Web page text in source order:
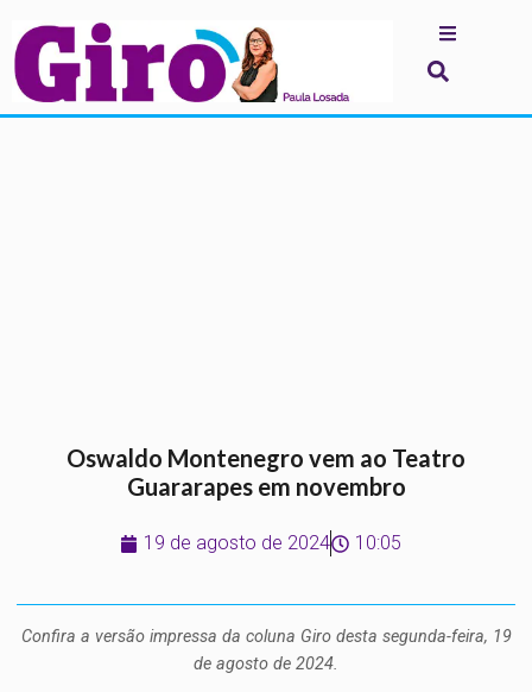
Oswaldo Montenegro vem ao Teatro
Guararapes em novembro
19 de agosto de 2024 10:05
Confira a versão impressa da coluna Giro desta segunda-feira, 19
de agosto de 2024.